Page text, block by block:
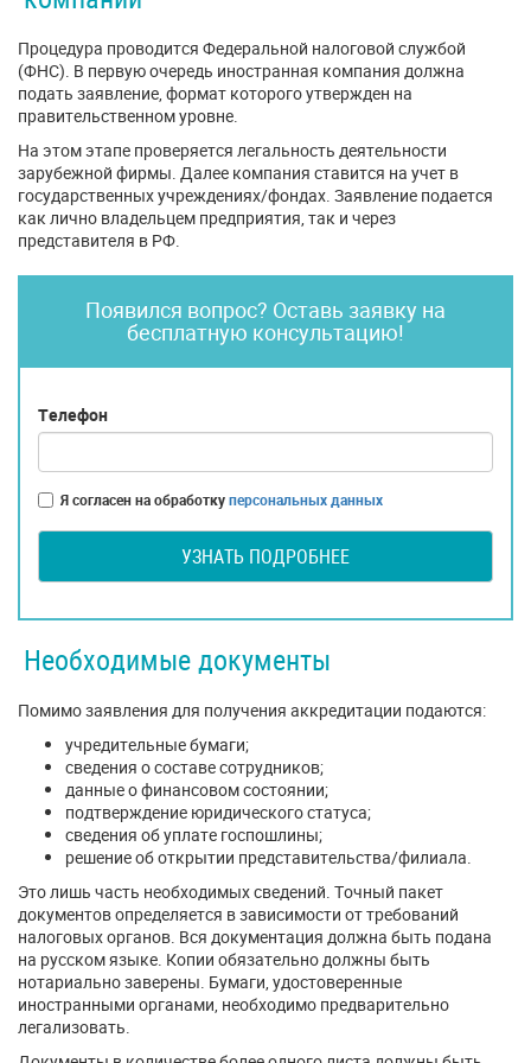
Процедура проводится Федеральной налоговой службой
(ФНС). В первую очередь иностранная компания должна
подать заявление, формат которого утвержден на
правительственном уровне.
На этом этапе проверяется легальность деятельности
зарубежной фирмы. Далее компания ставится на учет в
государственных учреждениях/фондах. Заявление подается
как лично владельцем предприятия, так и через
представителя в РФ.
Появился вопрос? Оставь заявку на
бесплатную консультацию!
Телефон
Я согласен на обработкуперсональных данных
УЗНАТЬ ПОДРОБНЕЕ
Необходимые документы
Помимо заявления для получения аккредитации подаются:
учредительные бумаги;
сведения о составе сотрудников;
данные о финансовом состоянии;
подтверждение юридического статуса;
сведения об уплате госпошлины;
решение об открытии представительства/филиала.
Это лишь часть необходимых сведений. Точный пакет
документов определяется в зависимости от требований
налоговых органов. Вся документация должна быть подана
на русском языке. Копии обязательно должны быть
нотариально заверены. Бумаги, удостоверенные
иностранными органами, необходимо предварительно
легализовать.